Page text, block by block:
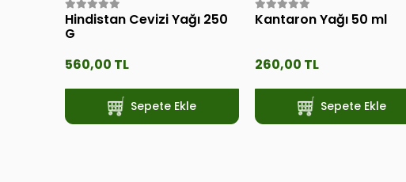
Hindistan Cevizi Yağı 250
G
560,00 TL
Sepete Ekle
Kantaron Yağı 50 ml
260,00 TL
Sepete Ekle